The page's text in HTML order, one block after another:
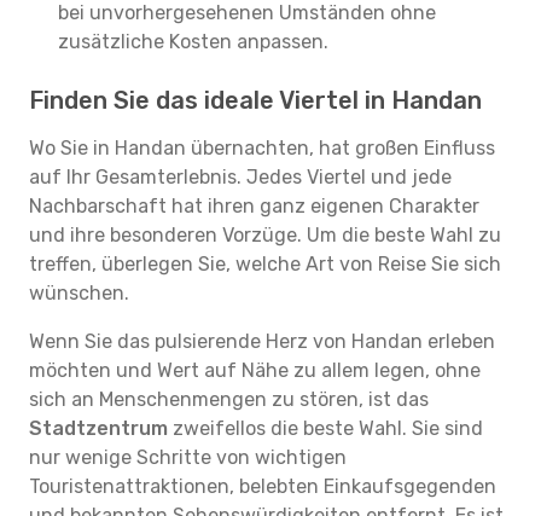
bei unvorhergesehenen Umständen ohne
zusätzliche Kosten anpassen.
Finden Sie das ideale Viertel in Handan
Wo Sie in Handan übernachten, hat großen Einfluss
auf Ihr Gesamterlebnis. Jedes Viertel und jede
Nachbarschaft hat ihren ganz eigenen Charakter
und ihre besonderen Vorzüge. Um die beste Wahl zu
treffen, überlegen Sie, welche Art von Reise Sie sich
wünschen.
Wenn Sie das pulsierende Herz von Handan erleben
möchten und Wert auf Nähe zu allem legen, ohne
sich an Menschenmengen zu stören, ist das
Stadtzentrum zweifellos die beste Wahl. Sie sind
nur wenige Schritte von wichtigen
Touristenattraktionen, belebten Einkaufsgegenden